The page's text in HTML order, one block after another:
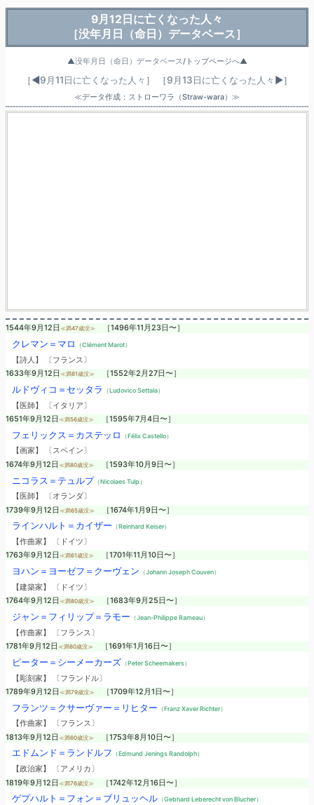
9月12日に亡くなった人々
［没年月日（命日）データベース］
▲没年月日（命日）データベース/トップページへ▲
［◀9月11日に亡くなった人々 ］ ［9月13日に亡くなった人々 ▶］
≪データ作成：ストローワラ（Straw-wara）≫
1544年9月12日 ≪満47歳没≫ ［1496年11月23日〜］
クレマン＝マロ （Clément Marot）
【詩人】 〔フランス〕
1633年9月12日 ≪満81歳没≫ ［1552年2月27日〜］
ルドヴィコ＝セッタラ （Ludovico Settala）
【医師】 〔イタリア〕
1651年9月12日 ≪満56歳没≫ ［1595年7月4日〜］
フェリックス＝カステッロ （Félix Castello）
【画家】 〔スペイン〕
1674年9月12日 ≪満80歳没≫ ［1593年10月9日〜］
ニコラス＝テュルプ （Nicolaes Tulp）
【医師】 〔オランダ〕
1739年9月12日 ≪満65歳没≫ ［1674年1月9日〜］
ラインハルト＝カイザー （Reinhard Keiser）
【作曲家】 〔ドイツ〕
1763年9月12日 ≪満61歳没≫ ［1701年11月10日〜］
ヨハン＝ヨーゼフ＝クーヴェン （Johann Joseph Couven）
【建築家】 〔ドイツ〕
1764年9月12日 ≪満80歳没≫ ［1683年9月25日〜］
ジャン＝フィリップ＝ラモー （Jean-Philippe Rameau）
【作曲家】 〔フランス〕
1781年9月12日 ≪満80歳没≫ ［1691年1月16日〜］
ピーター＝シーメーカーズ （Peter Scheemakers）
【彫刻家】 〔フランドル〕
1789年9月12日 ≪満79歳没≫ ［1709年12月1日〜］
フランツ＝クサーヴァー＝リヒター （Franz Xaver Richter）
【作曲家】 〔フランス〕
1813年9月12日 ≪満60歳没≫ ［1753年8月10日〜］
エドムンド＝ランドルフ （Edmund Jenings Randolph）
【政治家】 〔アメリカ〕
1819年9月12日 ≪満76歳没≫ ［1742年12月16日〜］
ゲプハルト＝フォン＝ブリュッヘル（Gebhard Leberecht von Blucher）